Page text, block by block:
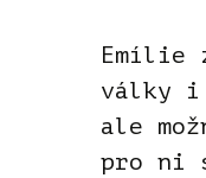
Emílie
války i
ale
pro ni